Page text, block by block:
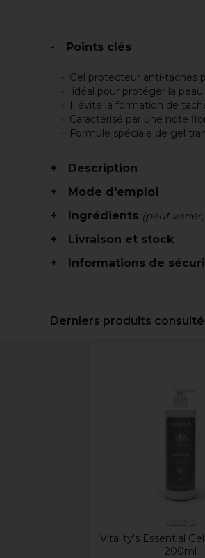
Points clés
Gel protecteur anti-taches
idéal pour protéger la
Il évite la formation de
Caractérisé par une note
Formule spéciale de gel
Description
Mode d'emploi
Ingrédients (peut
Livraison et stock
Informations de
Derniers produits
Vitality's Essential
200ml